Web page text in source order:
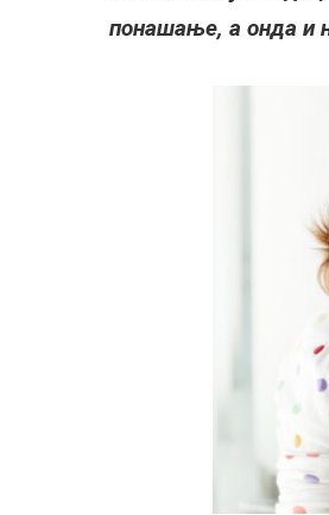
понашање, а онда и